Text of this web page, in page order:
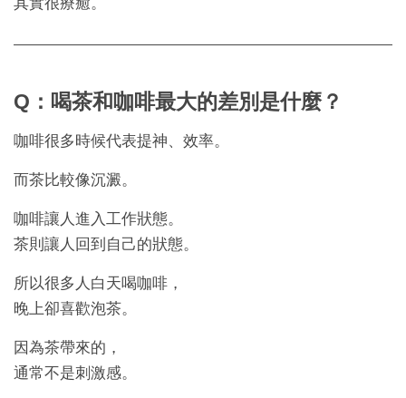
其實很療癒。
Q：喝茶和咖啡最大的差別是什麼？
咖啡很多時候代表提神、效率。
而茶比較像沉澱。
咖啡讓人進入工作狀態。
茶則讓人回到自己的狀態。
所以很多人白天喝咖啡，
晚上卻喜歡泡茶。
因為茶帶來的，
通常不是刺激感。